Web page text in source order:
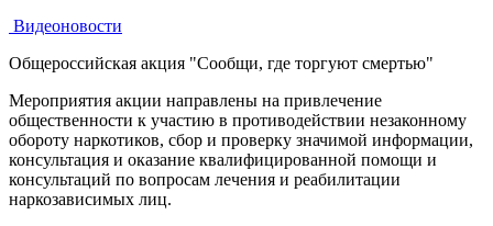
Видеоновости
Общероссийская акция "Сообщи, где торгуют смертью"
Мероприятия акции направлены на привлечение
общественности к участию в противодействии незаконному
обороту наркотиков, сбор и проверку значимой информации,
консультация и оказание квалифицированной помощи и
консультаций по вопросам лечения и реабилитации
наркозависимых лиц.